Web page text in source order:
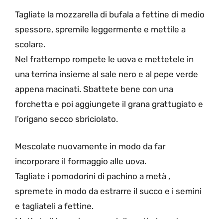
Tagliate la mozzarella di bufala a fettine di medio
spessore, spremile leggermente e mettile a
scolare.
Nel frattempo rompete le uova e mettetele in
una terrina insieme al sale nero e al pepe verde
appena macinati. Sbattete bene con una
forchetta e poi aggiungete il grana grattugiato e
l’origano secco sbriciolato.
Mescolate nuovamente in modo da far
incorporare il formaggio alle uova.
Tagliate i pomodorini di pachino a metà ,
spremete in modo da estrarre il succo e i semini
e tagliateli a fettine.